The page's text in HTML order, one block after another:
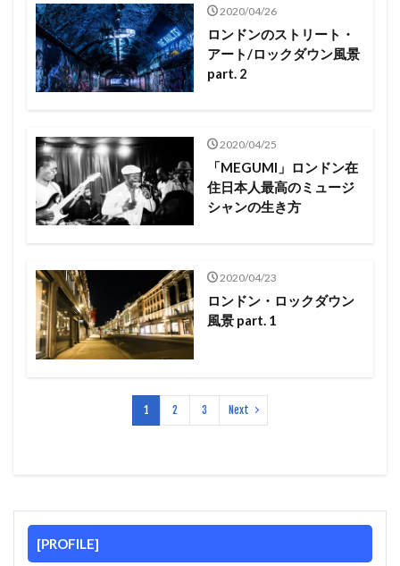
2020/04/26
ロンドンのストリート・
アート/ロックダウン風景
part. 2
2020/04/25
「MEGUMI」ロンドン在
住日本人最高のミュージ
シャンの生き方
2020/04/23
ロンドン・ロックダウン
風景 part. 1
1 2 3 Next
[PROFILE]